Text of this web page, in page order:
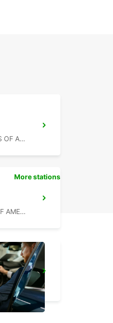
LOS ANGELES - UNITED STATES OF AMERICA
SAN DIEGO - UNITED STATES OF AMERICA
More stations